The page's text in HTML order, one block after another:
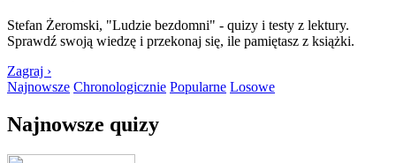
Stefan Żeromski, "Ludzie bezdomni" - quizy i testy z lektury.
Sprawdź swoją wiedzę i przekonaj się, ile pamiętasz z książki.
Zagraj ›
Najnowsze Chronologicznie Popularne Losowe
Najnowsze quizy